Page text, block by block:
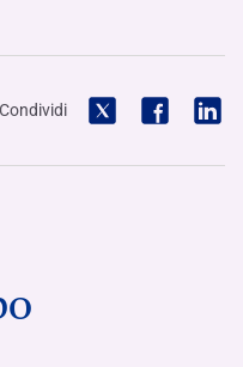
Condividi